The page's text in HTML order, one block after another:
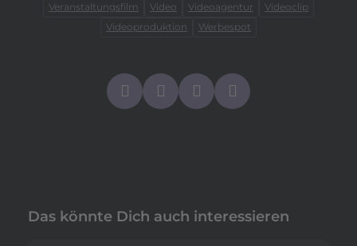
Veranstaltungsfilm
Video Videoagentur
Videoclip
Videoproduktion
Werbespot
Das könnte Dich auch interessieren